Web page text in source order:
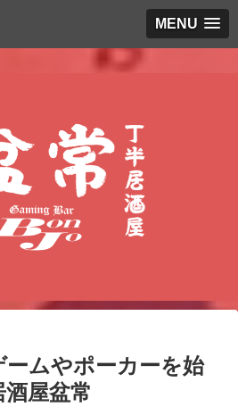
MENU
ムやポーカーを始
屋盆常